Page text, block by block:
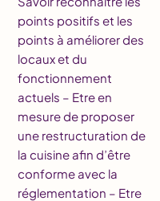
points positifs et les
points à améliorer des
locaux et du
fonctionnement
actuels – Etre en
mesure de proposer
une restructuration de
la cuisine afin d’être
conforme avec la
réglementation – Etre